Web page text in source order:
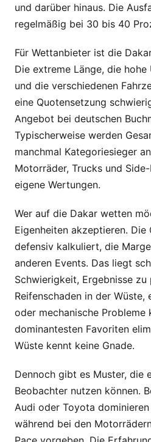
und darüber hinaus. Die
regelmäßig bei 30 bis 40
Für Wettanbieter ist die
Die extreme Länge, die
und die verschiedenen
eine Quotensetzung
Angebot bei deutschen
Typischerweise werden
manchmal Kategoriesieger
Motorräder, Trucks und
eigene Wertungen.
Wer auf die Dakar wetten
Eigenheiten akzeptieren.
defensiv kalkuliert, die
anderen Events. Das liegt
Schwierigkeit, Ergebnisse
Reifenschaden in der
oder mechanische Probleme
dominantesten Favoriten
Wüste kennt keine Gnade.
Dennoch gibt es Muster, die
Beobachter nutzen können.
Audi oder Toyota
während bei den